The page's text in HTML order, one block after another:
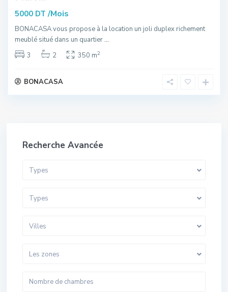
5000 DT /Mois
BONACASA vous propose à la location un joli duplex richement
meublé situé dans un quartier...
3
2 350 m2
BONACASA
Recherche Avancée
Types
Types
Villes
Les zones